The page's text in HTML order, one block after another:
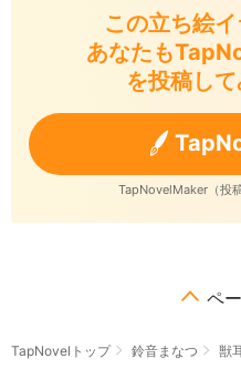
この立ち絵
あなたも
を投稿し
TapNovelMaker（投
ペ
TapNovelトップ 鈴音まなつ 獣